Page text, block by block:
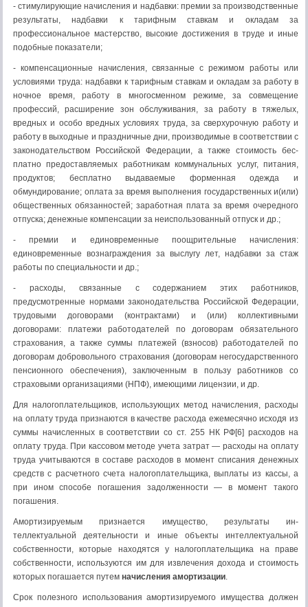
- стимулирующие начисления и надбавки: премии за про­изводственные
результаты, надбавки к тарифным ставкам и окладам за
профессиональное мастерство, высокие достиже­ния в труде и иные
подобные показатели;
- компенсационные начисления, связанные с режимом работы или
условиями труда: надбавки к тарифным ставкам и окладам за работу в
ночное время, работу в многосменном режиме, за совмещение
профессий, расширение зон обслу­живания, за работу в тяжелых,
вредных и особо вредных ус­ловиях труда, за сверхурочную работу и
работу в выходные и праздничные дни, производимые в соответствии с
законо­дательством Российской Федерации, а также стоимость бес­
платно предоставляемых работникам коммунальных услуг, питания,
продуктов; бесплатно выдаваемые форменная одежда и
обмундирование; оплата за время выполнения государствен­ных и(или)
общественных обязанностей; заработная плата за время очередного
отпуска; денежные компенсации за неис­пользованный отпуск и др.;
- премии и единовременные поощрительные начисления:
единовременные вознаграждения за выслугу лет, надбавки за стаж
работы по специальности и др.;
- расходы, связанные с содержанием этих работников,
предусмотренные нормами законодательства Российской Федерации,
трудовыми договорами (контрактами) и (или) коллек­тивными
договорами: платежи работодателей по договорам обязательного
страхования, а также суммы платежей (взно­сов) работодателей по
договорам добровольного страхования (договорам негосударственного
пенсионного обеспечения), заключенным в пользу работников со
страховыми организа­циями (НПФ), имеющими лицензии, и др.
Для налогоплательщиков, использующих метод начисле­ния, расходы
на оплату труда признаются в качестве расхода ежемесячно исходя из
суммы начисленных в соответствии со ст. 255 НК РФ[6] расходов на
оплату труда. При кассовом методе учета затрат — расходы на оплату
труда учитываются в составе расходов в момент списания денежных
средств с расчетного счета налогоплательщика, выплаты из кассы, а
при ином способе погашения задолженности — в момент такого
погашения.
Амортизируемым признается имущество, результаты ин­
теллектуальной деятельности и иные объекты интеллектуаль­ной
собственности, которые находятся у налогоплательщика на праве
собственности, используются им для извлечения дохода и стоимость
которых погашается путем начисления амортизации.
Срок полезного использования амортизируемого имуще­ства должен